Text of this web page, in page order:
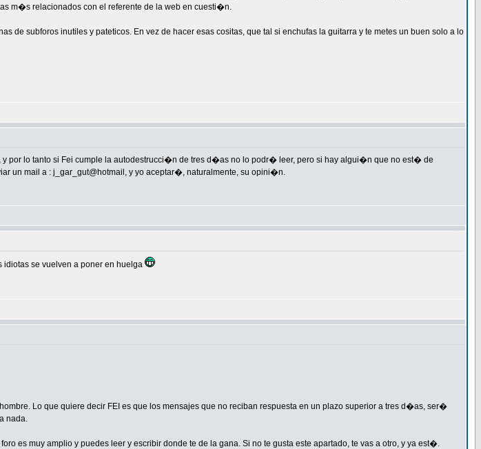
m�s relacionados con el referente de la web en cuesti�n.
de subforos inutiles y pateticos. En vez de hacer esas cositas, que tal si enchufas la guitarra y te metes un buen solo a lo
por lo tanto si Fei cumple la autodestrucci�n de tres d�as no lo podr� leer, pero si hay algui�n que no est� de
un mail a : j_gar_gut@hotmail, y yo aceptar�, naturalmente, su opini�n.
idiotas se vuelven a poner en huelga
Lo que quiere decir FEI es que los mensajes que no reciban respuesta en un plazo superior a tres d�as, ser�
nada.
es muy amplio y puedes leer y escribir donde te de la gana. Si no te gusta este apartado, te vas a otro, y ya est�.